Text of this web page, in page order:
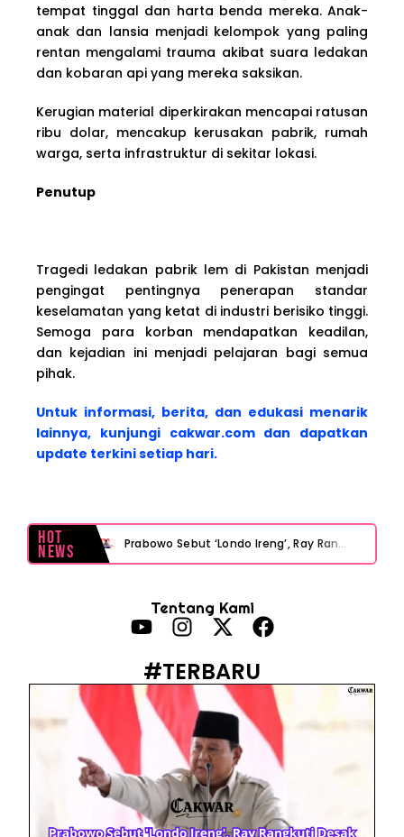
tempat tinggal dan harta benda mereka. Anak-
anak dan lansia menjadi kelompok yang paling
rentan mengalami trauma akibat suara ledakan
dan kobaran api yang mereka saksikan.
Kerugian material diperkirakan mencapai ratusan
ribu dolar, mencakup kerusakan pabrik, rumah
warga, serta infrastruktur di sekitar lokasi.
Penutup
Tragedi ledakan pabrik lem di Pakistan menjadi
pengingat pentingnya penerapan standar
keselamatan yang ketat di industri berisiko tinggi.
Semoga para korban mendapatkan keadilan,
dan kejadian ini menjadi pelajaran bagi semua
pihak.
Untuk informasi, berita, dan edukasi menarik
lainnya, kunjungi cakwar.com dan dapatkan
update terkini setiap hari.
Hot
News Prabowo Sebut ‘Londo Ireng’, Ray Rangkuti Desak DPR Bersikap, Ini Ulasan Politiknya
Baterai Apple Watch Cepat Boros? Ini Penyebab dan Cara Mengatasinya
HP Huawei Cepat Panas? Ini Penyebab Utama dan Cara Mengatasinya
HP Realme Kena Air Tidak Bisa Dicas? Jangan Langsung Charge, Ini Solusinya
Tentang Kami
#TERBARU